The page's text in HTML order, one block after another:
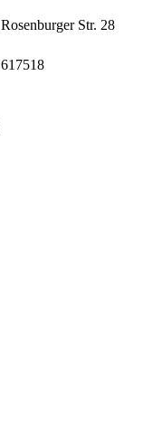
Rosenburger Str. 28
617518